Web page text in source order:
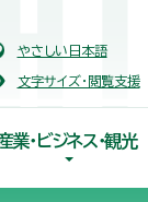
やさしい日本語
文字サイズ・閲覧支援
業・ビジネス・観光